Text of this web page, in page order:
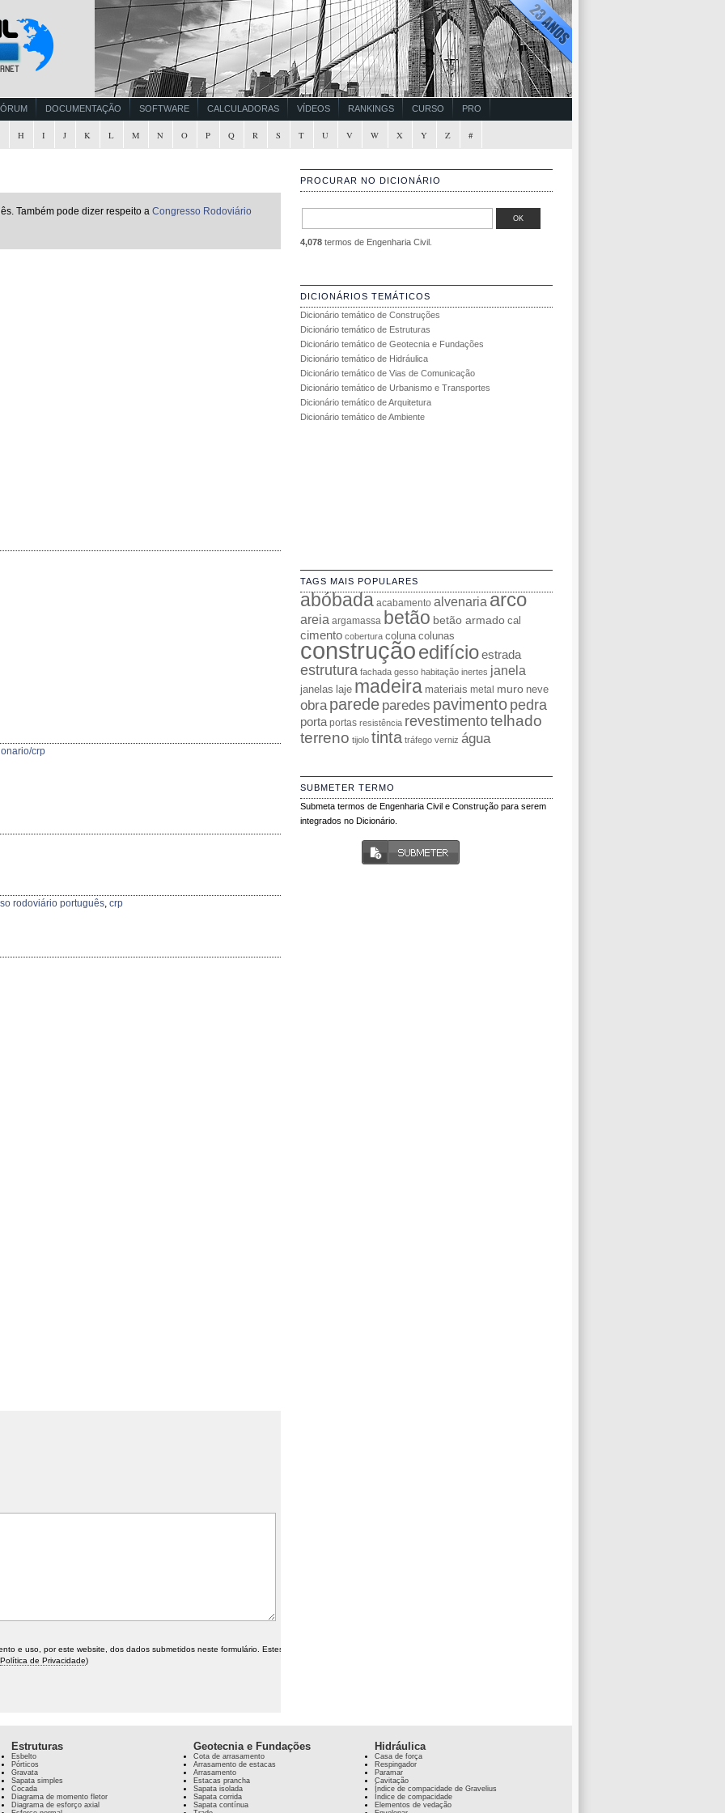
DOCUMENTAÇÃO SOFTWARE CALCULADORAS VÍDEOS RANKINGS CURSO PRO
H I J K L M N O P Q R S T U V W X Y Z #
Também pode dizer respeito a Congresso Rodoviário
crp
rodoviário português, crp
e uso, por este website, dos dados submetidos neste formulário. Estes
Política de Privacidade)
PROCURAR NO DICIONÁRIO
4,078termos de Engenharia Civil.
DICIONÁRIOS TEMÁTICOS
Dicionário temático de Construções
Dicionário temático de Estruturas
Dicionário temático de Geotecnia e Fundações
Dicionário temático de Hidráulica
Dicionário temático de Vias de Comunicação
Dicionário temático de Urbanismo e Transportes
Dicionário temático de Arquitetura
Dicionário temático de Ambiente
TAGS MAIS POPULARES
abóbada acabamento alvenariaarco
areia argamassa betão betão armado cal
cimento cobertura coluna colunas
construçãoedifício estrada
estrutura fachada gesso habitação inertes janela
janelas laje madeira materiais metal muro neve
obra parede paredes pavimento pedra
porta portas resistência revestimentotelhado
terreno tijolo tinta tráfego verniz água
SUBMETER TERMO
Submeta termos de Engenharia Civil e Construção para serem
integrados no Dicionário.
Estruturas
Esbelto
Pórticos
Gravata
Sapata simples
Cocada
Diagrama de momento fletor
Diagrama de esforço axial
Geotecnia e Fundações
Cota de arrasamento
Arrasamento de estacas
Arrasamento
Estacas prancha
Sapata isolada
Sapata corrida
Sapata contínua
Hidráulica
Casa de força
Respingador
Paramar
Cavitação
Índice de compacidade de Gravelius
Índice de compacidade
Elementos de vedação